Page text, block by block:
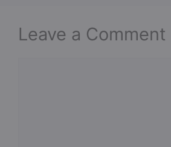
Leave a Comment